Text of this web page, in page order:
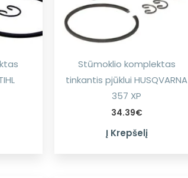
Stūmoklio komplektas
tinkantis pjūklui HUSQVARNA
357 XP
34.39€
Į Krepšelį